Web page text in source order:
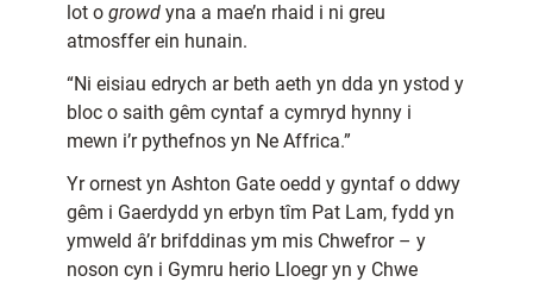
lot o growd yna a mae’n rhaid i ni greu
atmosffer ein hunain.
“Ni eisiau edrych ar beth aeth yn dda yn ystod y
bloc o saith gêm cyntaf a cymryd hynny i
mewn i’r pythefnos yn Ne Affrica.”
Yr ornest yn Ashton Gate oedd y gyntaf o ddwy
gêm i Gaerdydd yn erbyn tîm Pat Lam, fydd yn
ymweld â’r brifddinas ym mis Chwefror – y
noson cyn i Gymru herio Lloegr yn y Chwe